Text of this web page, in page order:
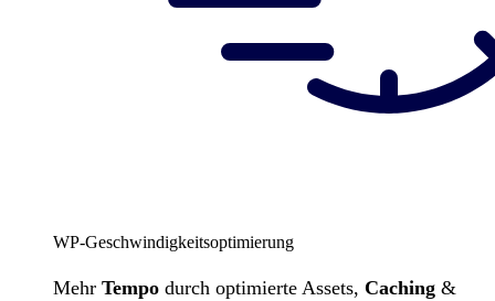
WP-Geschwindigkeitsoptimierung
Mehr Tempo durch optimierte Assets, Caching &